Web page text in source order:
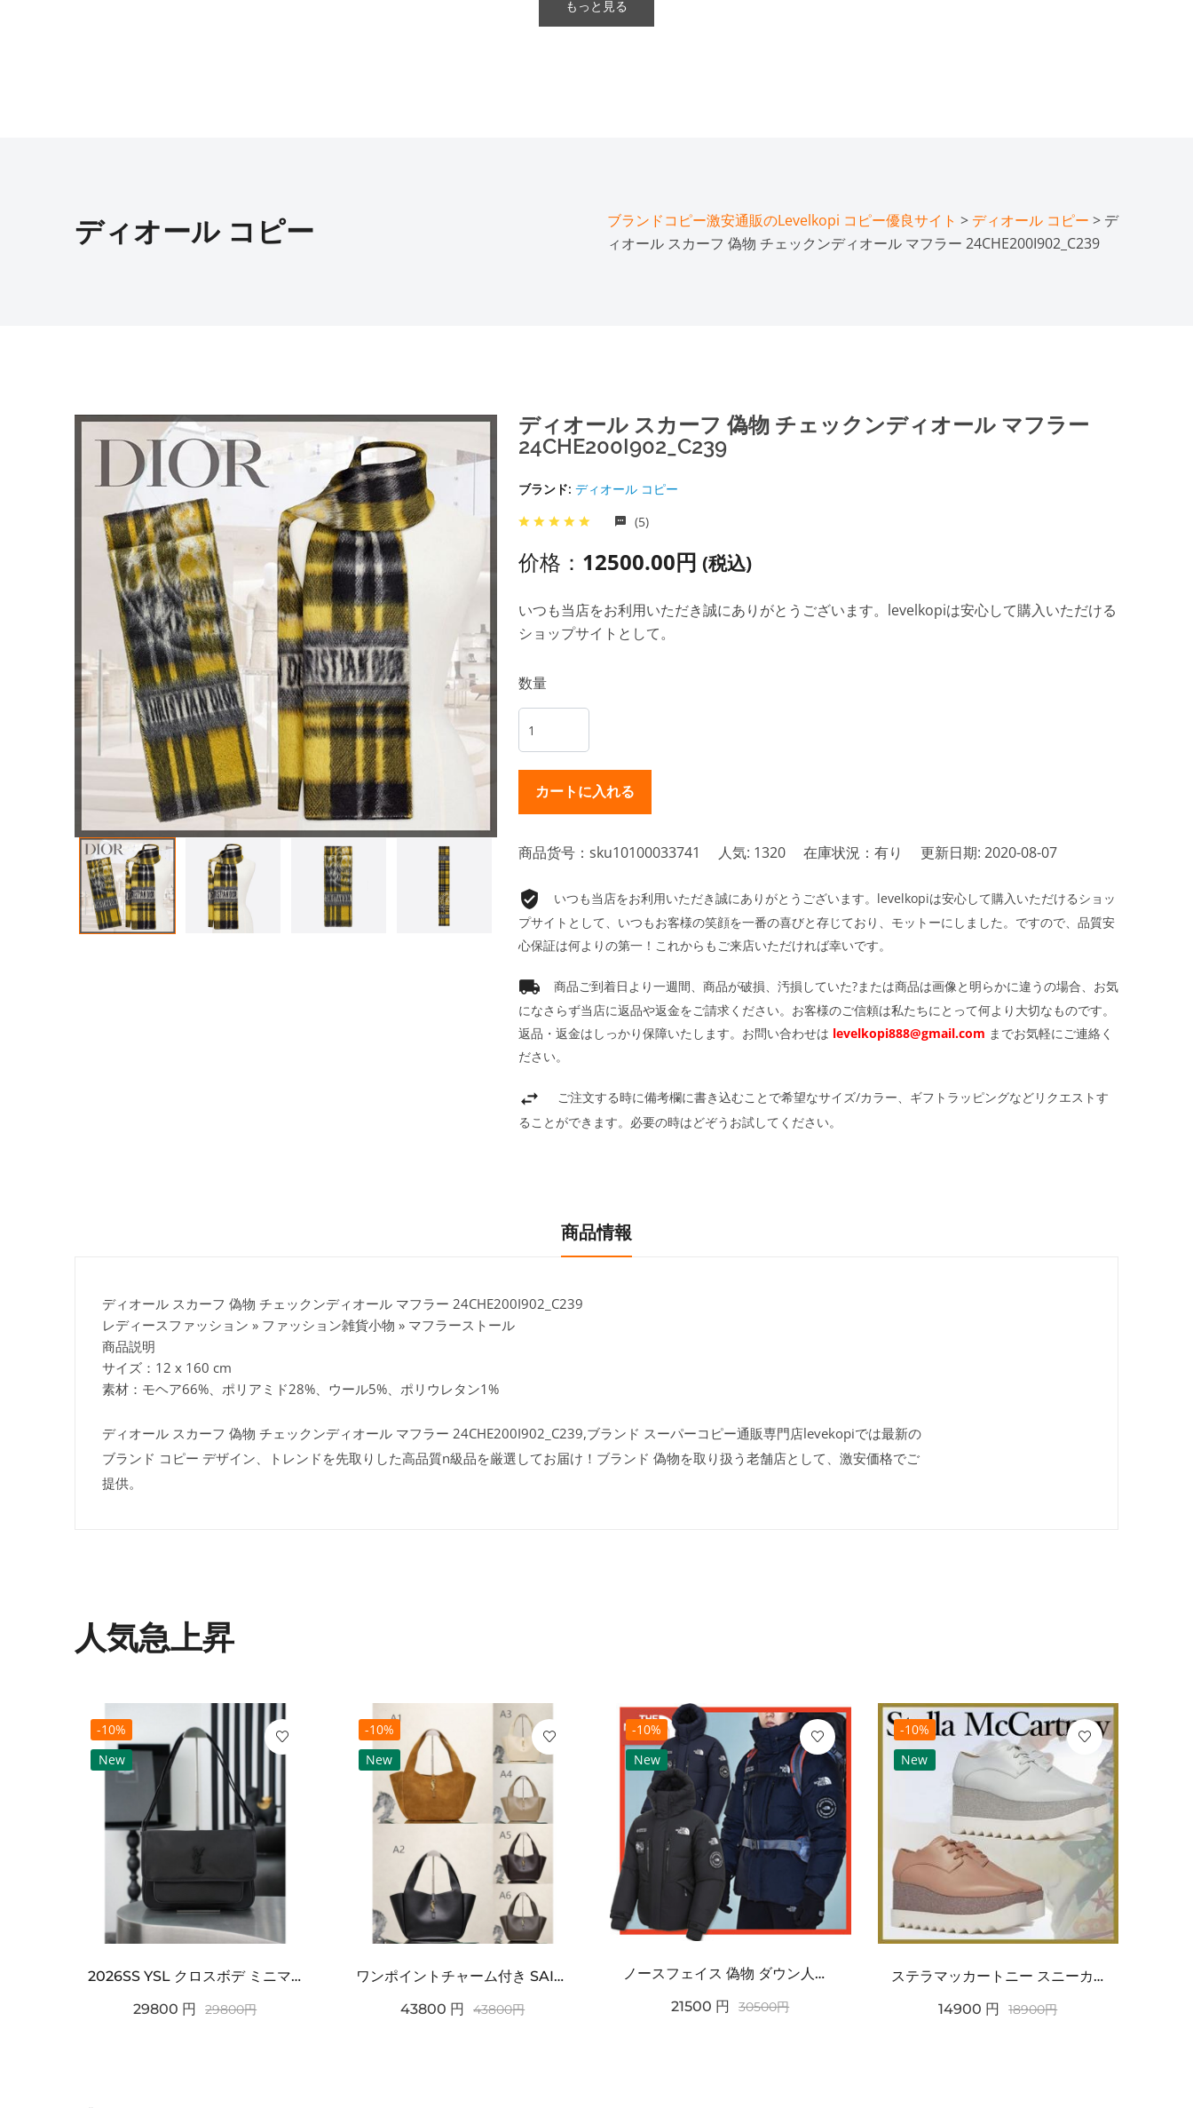
もっと見る
ディオール コピー ブランドコピー激安通販のLevelkopi コピー優良サイト > ディオール コピー > デ
ィオール スカーフ 偽物 チェックンディオール マフラー 24CHE200I902_C239
ディオール スカーフ 偽物 チェックンディオール マフラー
24CHE200I902_C239
ブランド: ディオール コピー
(5)
价格： 12500.00円 (税込)
いつも当店をお利用いただき誠にありがとうございます。levelkopiは安心して購入いただける
ショップサイトとして。
数量
商品货号：sku10100033741 人気: 1320 在庫状況：有り 更新日期: 2020-08-07
いつも当店をお利用いただき誠にありがとうございます。levelkopiは安心して購入いただけるショッ
プサイトとして、いつもお客様の笑顔を一番の喜びと存じており、モットーにしました。ですので、品質安
心保証は何よりの第一！これからもご来店いただければ幸いです。
商品ご到着日より一週間、商品が破損、汚損していた?または商品は画像と明らかに違うの場合、お気
になさらず当店に返品や返金をご請求ください。お客様のご信頼は私たちにとって何より大切なものです。
返品・返金はしっかり保障いたします。お問い合わせは levelkopi888@gmail.com までお気軽にご連絡く
ださい。
ご注文する時に備考欄に書き込むことで希望なサイズ/カラー、ギフトラッピングなどリクエストす
ることができます。必要の時はどぞうお試してください。
商品情報
ディオール スカーフ 偽物 チェックンディオール マフラー 24CHE200I902_C239
レディースファッション » ファッション雑貨小物 » マフラーストール
商品説明
サイズ：12 x 160 cm
素材：モヘア66%、ポリアミド28%、ウール5%、ポリウレタン1%
ディオール スカーフ 偽物 チェックンディオール マフラー 24CHE200I902_C239,ブランド スーパーコピー通販専門店levekopiでは最新の
ブランド コピー デザイン、トレンドを先取りした高品質n級品を厳選してお届け！ブランド 偽物を取り扱う老舗店として、激安価格でご
提供。
人気急上昇
-10%
New
2026SS YSL クロスボデ ミニマルフラップショルダー SAINT LAURENT サンロ...
29800 円 29800円
-10%
New
ワンポイントチャーム付き SAINT LAURENT サンローラン コピー バッグ シンプルラグ...
43800 円 43800円
-10%
New
ノースフェイス 偽物 ダウン人気【THE NORTH FACE】M\'S 7 SUMMIT HI...
21500 円 30500円
-10%
New
ステラマッカートニー スニーカー 偽物エリスグリッタープラットフォーム810038KP02717...
14900 円 18900円